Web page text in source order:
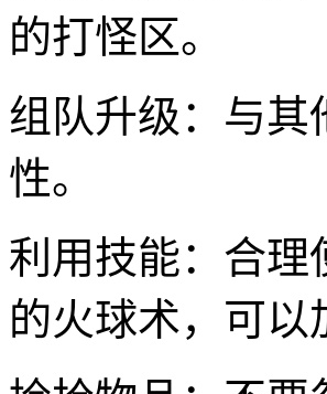
的打怪区。
组队升级：与其
性。
利用技能：合理
的火球术，可以